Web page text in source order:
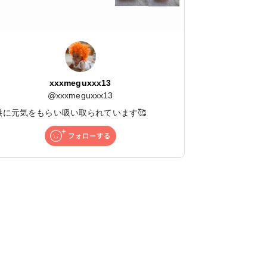
xxxmeguxxx13
@xxxmeguxxx13
に元気をもらい吸い取られています🥰